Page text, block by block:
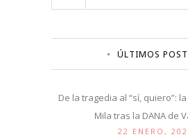
ÚLTIMOS
De la tragedia al “sí, quiero”:
Mila tras la DANA de
22 ENERO,